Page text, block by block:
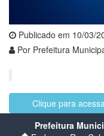
Publicado em 10/03/
Por Prefeitura
Clique para
Prefeitura